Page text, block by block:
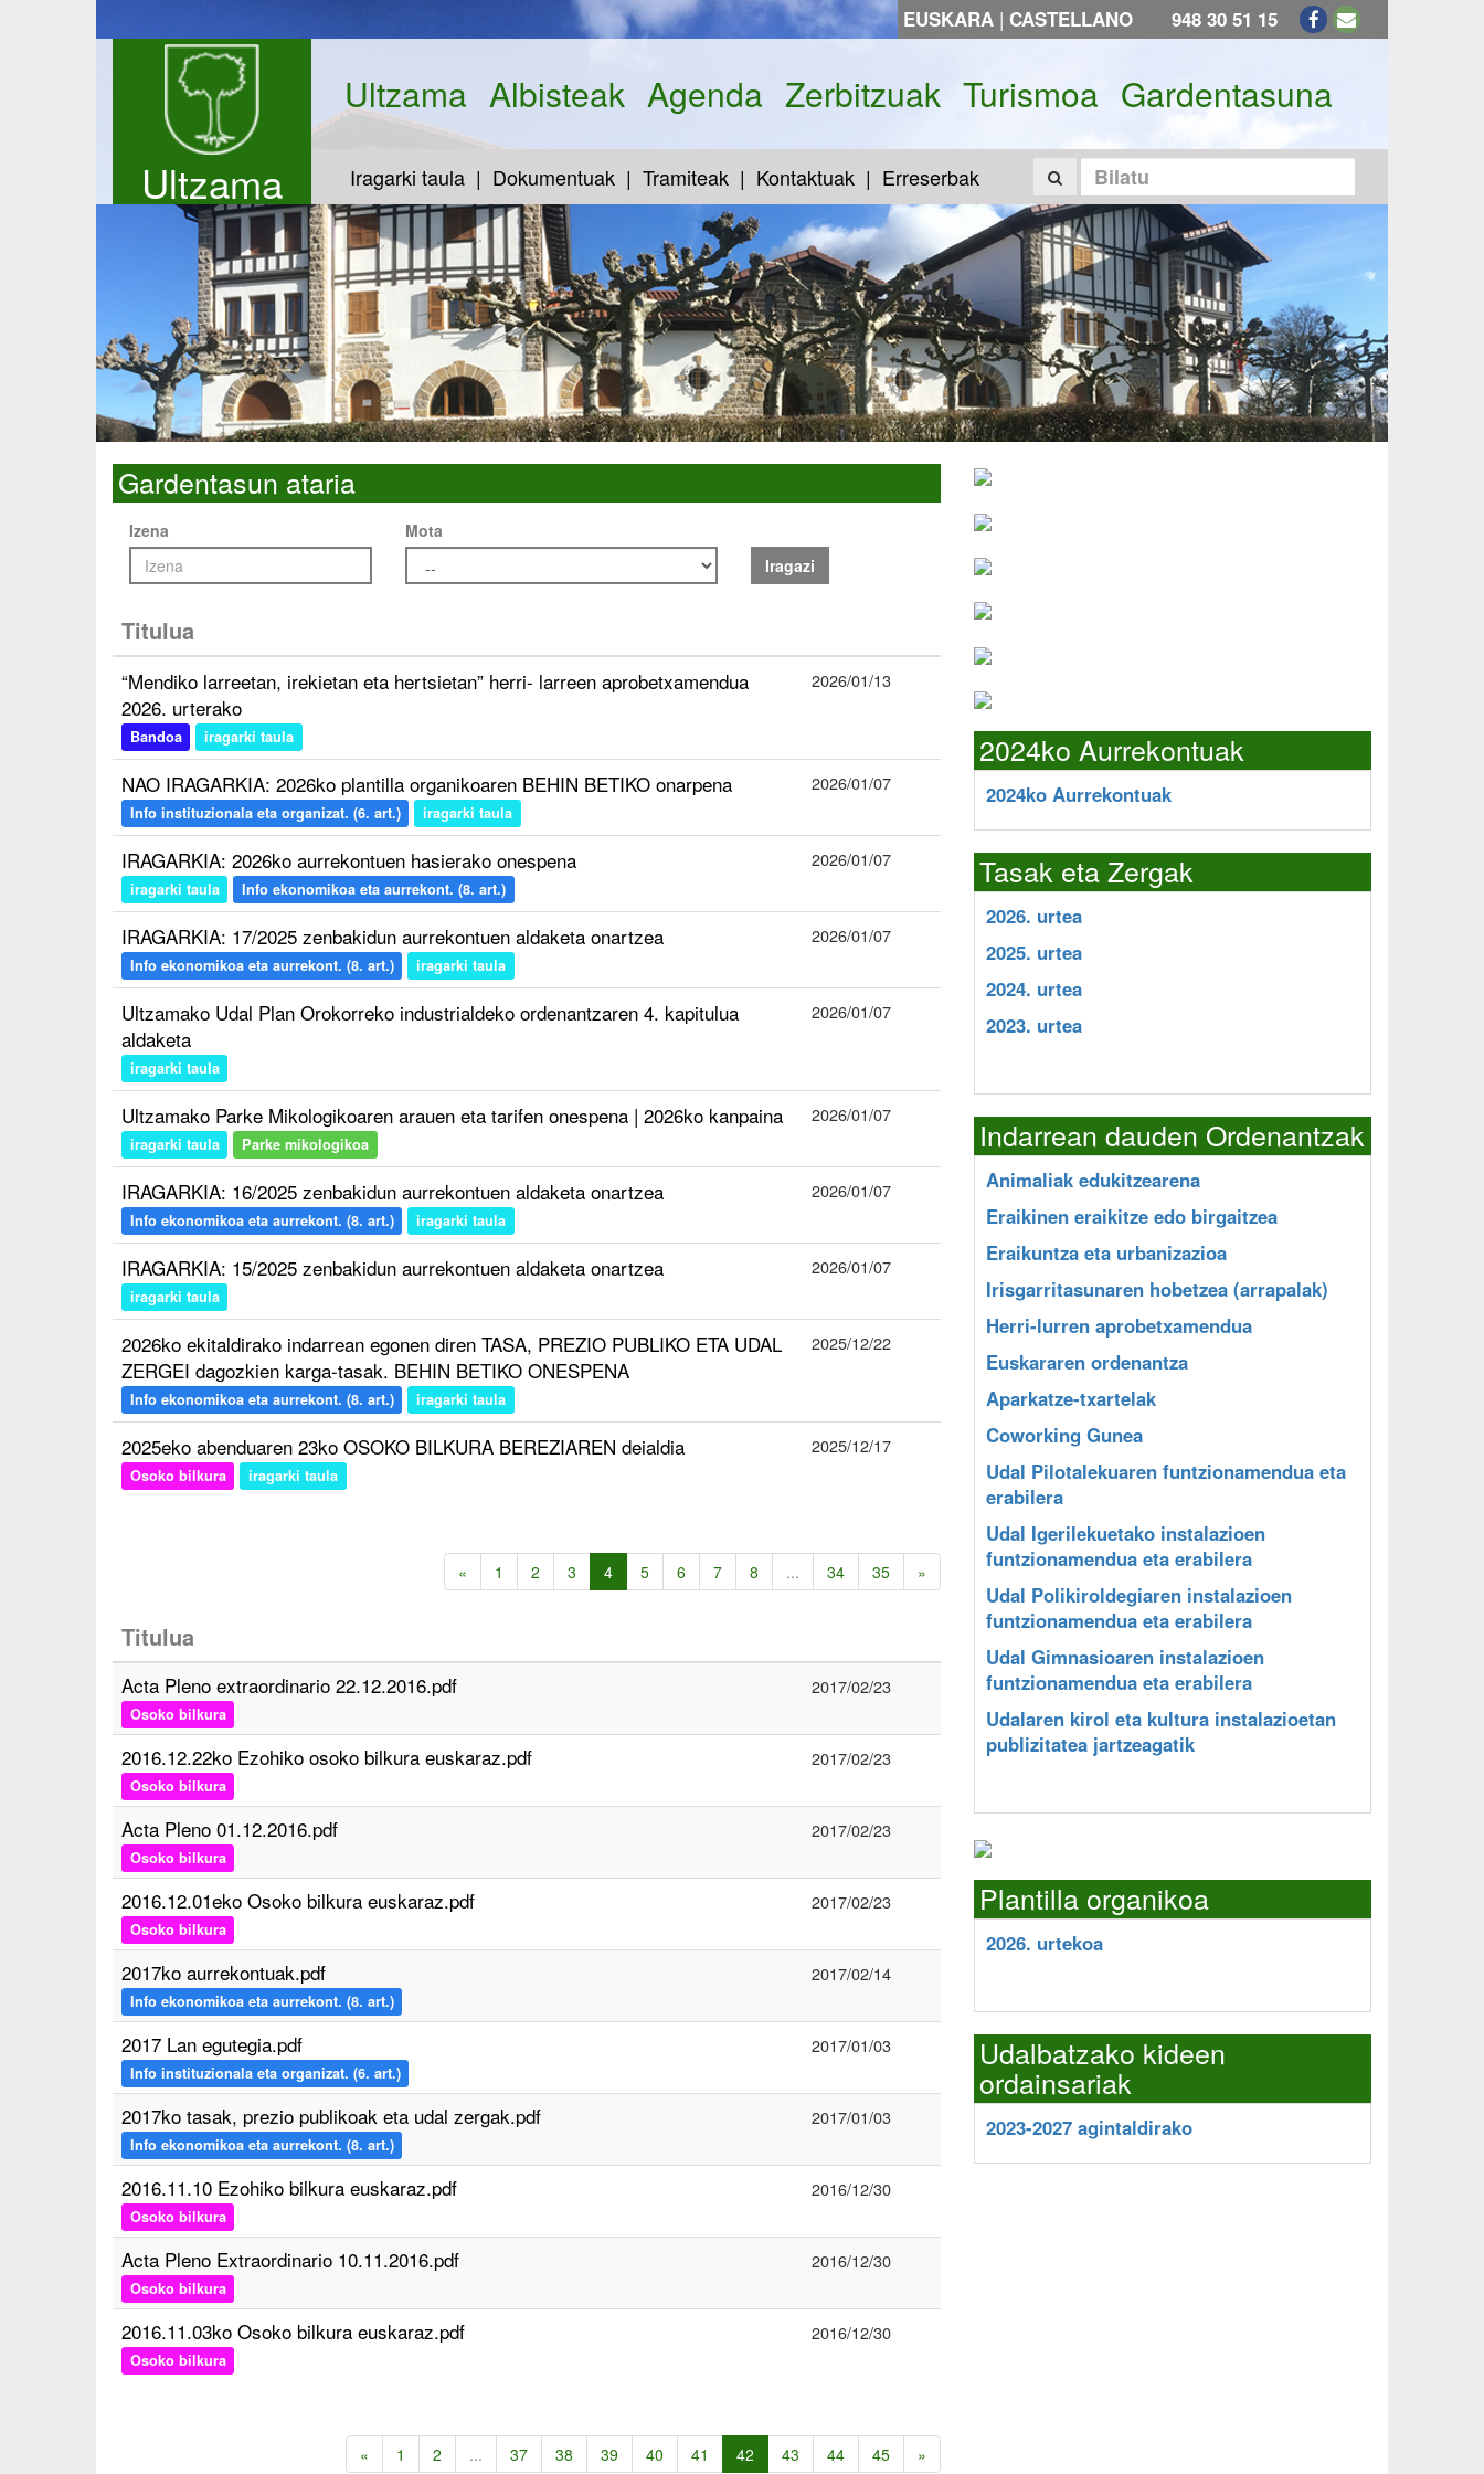
EUSKARA | CASTELLANO 948 30 51 15
Ultzama
Ultzama Albisteak Agenda Zerbitzuak Turismoa Gardentasuna
Iragarki taula Dokumentuak Tramiteak Kontaktuak Erreserbak
Gardentasun ataria
Izena
Mota
Iragazi
Titulua
“Mendiko larreetan, irekietan eta hertsietan” herri- larreen aprobetxamendua
2026. urterako
Bandoa iragarki taula
2026/01/13
NAO IRAGARKIA: 2026ko plantilla organikoaren BEHIN BETIKO onarpena
Info instituzionala eta organizat. (6. art.) iragarki taula
2026/01/07
IRAGARKIA: 2026ko aurrekontuen hasierako onespena
iragarki taula Info ekonomikoa eta aurrekont. (8. art.)
2026/01/07
IRAGARKIA: 17/2025 zenbakidun aurrekontuen aldaketa onartzea
Info ekonomikoa eta aurrekont. (8. art.) iragarki taula
2026/01/07
Ultzamako Udal Plan Orokorreko industrialdeko ordenantzaren 4. kapitulua
aldaketa
iragarki taula
2026/01/07
Ultzamako Parke Mikologikoaren arauen eta tarifen onespena | 2026ko kanpaina
iragarki taula Parke mikologikoa
2026/01/07
IRAGARKIA: 16/2025 zenbakidun aurrekontuen aldaketa onartzea
Info ekonomikoa eta aurrekont. (8. art.) iragarki taula
2026/01/07
IRAGARKIA: 15/2025 zenbakidun aurrekontuen aldaketa onartzea
iragarki taula
2026/01/07
2026ko ekitaldirako indarrean egonen diren TASA, PREZIO PUBLIKO ETA UDAL
ZERGEI dagozkien karga-tasak. BEHIN BETIKO ONESPENA
Info ekonomikoa eta aurrekont. (8. art.) iragarki taula
2025/12/22
2025eko abenduaren 23ko OSOKO BILKURA BEREZIAREN deialdia
Osoko bilkura iragarki taula
2025/12/17
« 1 2 3 4 5 6 7 8 ... 34 35 »
Titulua
Acta Pleno extraordinario 22.12.2016.pdf
Osoko bilkura
2017/02/23
2016.12.22ko Ezohiko osoko bilkura euskaraz.pdf
Osoko bilkura
2017/02/23
Acta Pleno 01.12.2016.pdf
Osoko bilkura
2017/02/23
2016.12.01eko Osoko bilkura euskaraz.pdf
Osoko bilkura
2017/02/23
2017ko aurrekontuak.pdf
Info ekonomikoa eta aurrekont. (8. art.)
2017/02/14
2017 Lan egutegia.pdf
Info instituzionala eta organizat. (6. art.)
2017/01/03
2017ko tasak, prezio publikoak eta udal zergak.pdf
Info ekonomikoa eta aurrekont. (8. art.)
2017/01/03
2016.11.10 Ezohiko bilkura euskaraz.pdf
Osoko bilkura
2016/12/30
Acta Pleno Extraordinario 10.11.2016.pdf
Osoko bilkura
2016/12/30
2016.11.03ko Osoko bilkura euskaraz.pdf
Osoko bilkura
2016/12/30
« 1 2 ... 37 38 39 40 41 42 43 44 45 »
2024ko Aurrekontuak
2024ko Aurrekontuak
Tasak eta Zergak
2026. urtea
2025. urtea
2024. urtea
2023. urtea
Indarrean dauden Ordenantzak
Animaliak edukitzearena
Eraikinen eraikitze edo birgaitzea
Eraikuntza eta urbanizazioa
Irisgarritasunaren hobetzea (arrapalak)
Herri-lurren aprobetxamendua
Euskararen ordenantza
Aparkatze-txartelak
Coworking Gunea
Udal Pilotalekuaren funtzionamendua eta
erabilera
Udal Igerilekuetako instalazioen
funtzionamendua eta erabilera
Udal Polikiroldegiaren instalazioen
funtzionamendua eta erabilera
Udal Gimnasioaren instalazioen
funtzionamendua eta erabilera
Udalaren kirol eta kultura instalazioetan
publizitatea jartzeagatik
Plantilla organikoa
2026. urtekoa
Udalbatzako kideen
ordainsariak
2023-2027 agintaldirako